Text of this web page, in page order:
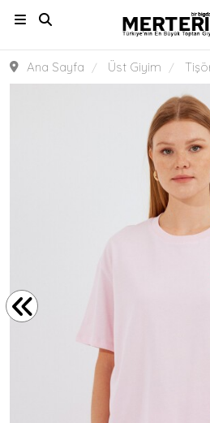
Ana Sayfa Üst Giyim